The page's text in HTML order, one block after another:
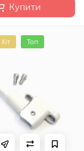
Купити
Хіт Топ